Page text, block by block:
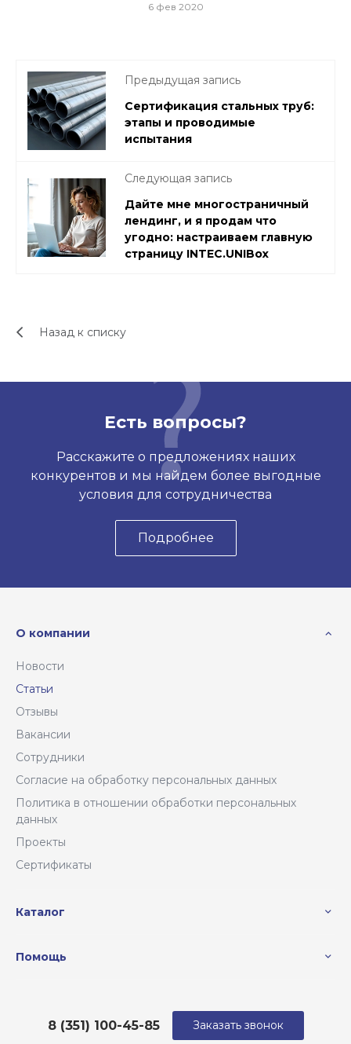
6 фев 2020
Предыдущая запись
Сертификация стальных труб:
этапы и проводимые
испытания
Следующая запись
Дайте мне многостраничный
лендинг, и я продам что
угодно: настраиваем главную
страницу INTEC.UNIBox
Назад к списку
Есть вопросы?
Расскажите о предложениях наших
конкурентов и мы найдем более выгодные
условия для сотрудничества
Подробнее
О компании
Новости
Статьи
Отзывы
Вакансии
Сотрудники
Согласие на обработку персональных данных
Политика в отношении обработки персональных
данных
Проекты
Сертификаты
Каталог
Помощь
8 (351) 100-45-85 Заказать звонок